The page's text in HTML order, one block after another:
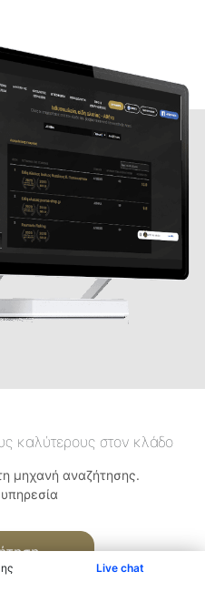
Live chat
καλύτερους στον κλάδο
μηχανή αναζήτησης.